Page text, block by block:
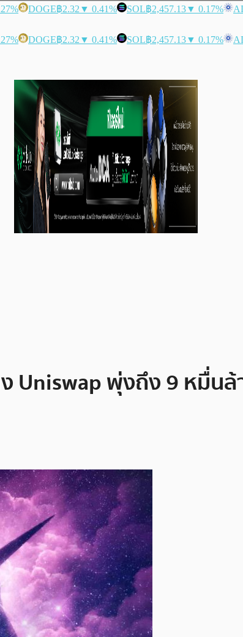
DOGE฿2.32 ▼ 0.41% SOL฿2,457.13▼ 0.17%
DOGE฿2.32 ▼ 0.41% SOL฿2,457.13▼ 0.17%
Uniswap พุ่งถึง 9 หมื่